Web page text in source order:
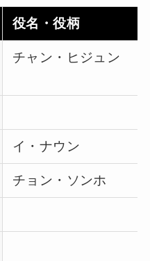
役名・役柄
チャン・ヒジュン
イ・ナウン
チョン・ソンホ